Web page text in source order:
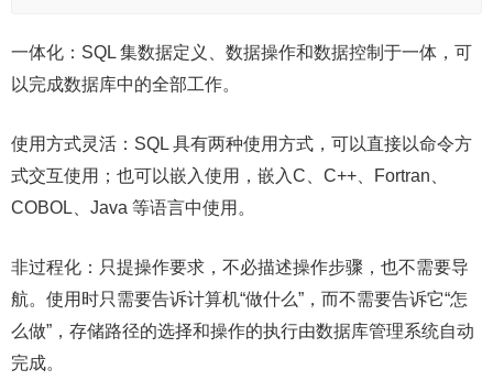
一体化：SQL 集数据定义、数据操作和数据控制于一体，可
以完成数据库中的全部工作。
使用方式灵活：SQL 具有两种使用方式，可以直接以命令方
式交互使用；也可以嵌入使用，嵌入C、C++、Fortran、
COBOL、Java 等语言中使用。
非过程化：只提操作要求，不必描述操作步骤，也不需要导
航。使用时只需要告诉计算机“做什么”，而不需要告诉它“怎
么做”，存储路径的选择和操作的执行由数据库管理系统自动
完成。